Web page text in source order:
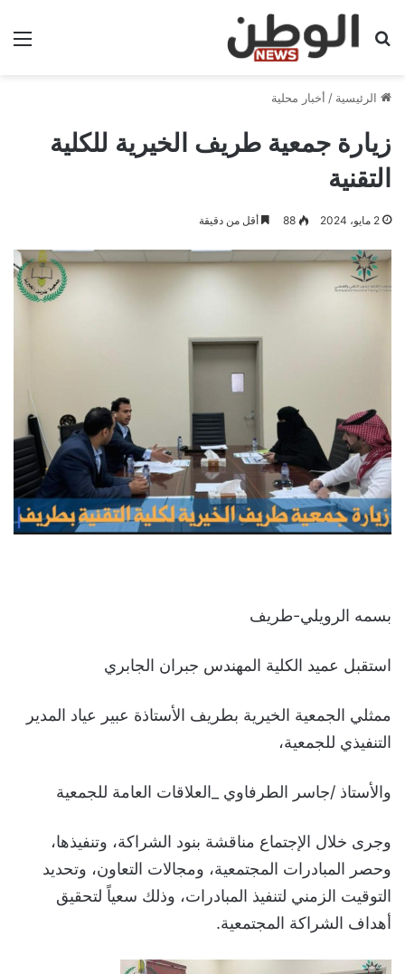
بحث عن
الرئيسية / أخبار محلية
زيارة جمعية طريف الخيرية للكلية
التقنية
2 مايو، 2024 88 أقل من دقيقة
بسمه الرويلي-طريف
استقبل عميد الكلية المهندس جبران الجابري
ممثلي الجمعية الخيرية بطريف الأستاذة عبير عياد المدير
التنفيذي للجمعية،
والأستاذ /جاسر الطرفاوي _العلاقات العامة للجمعية
وجرى خلال الإجتماع مناقشة بنود الشراكة، وتنفيذها،
وحصر المبادرات المجتمعية، ومجالات التعاون، وتحديد
التوقيت الزمني لتنفيذ المبادرات، وذلك سعياً لتحقيق
أهداف الشراكة المجتمعية.